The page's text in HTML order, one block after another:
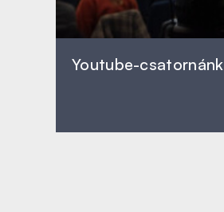
Youtube-csatornánk